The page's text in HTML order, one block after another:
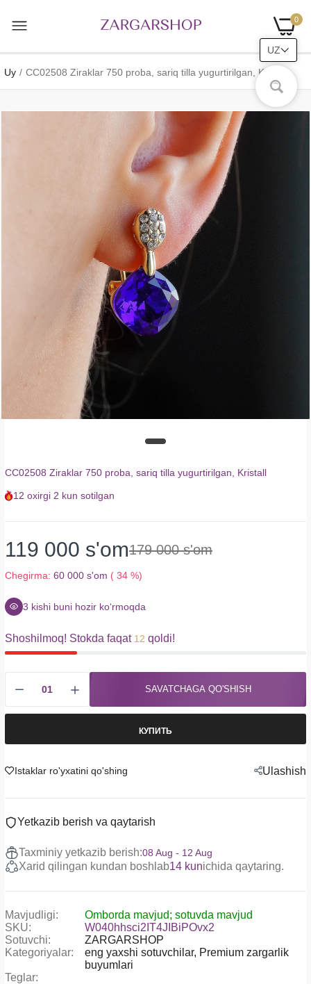
0
Uy CC02508 Ziraklar 750 proba, sariq tilla yugurtirilgan, Kristall
CC02508 Ziraklar 750 proba, sariq tilla yugurtirilgan, Kristall
12 oxirgi 2 kun sotilgan
119 000 s'om179 000 s'om
Chegirma: 60 000 s'om ( 34 %)
3 kishi buni hozir koʻrmoqda
Shoshilmoq! Stokda faqat 12 qoldi!
SAVATCHAGA QO'SHISH
КУПИТЬ
Istaklar ro'yxatini qo'shing Ulashish
Yetkazib berish va qaytarish
Taxminiy yetkazib berish:08 Aug - 12 Aug
Xarid qilingan kundan boshlab14 kunichida qaytaring.
Mavjudligi:
Omborda mavjud; sotuvda mavjud
SKU:
W040hhsci2IT4JIBiPOvx2
Sotuvchi:
ZARGARSHOP
Kategoriyalar:
eng yaxshi sotuvchilar, Premium zargarlik
buyumlari
Teglar:
UZ